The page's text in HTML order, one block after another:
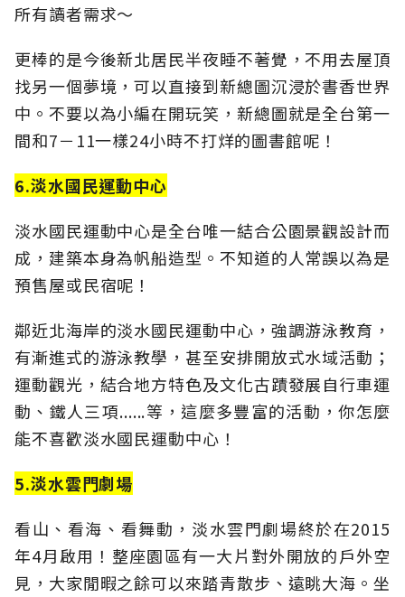
所有讀者需求～
更棒的是今後新北居民半夜睡不著覺，不用去屋頂
找另一個夢境，可以直接到新總圖沉浸於書香世界
中。不要以為小編在開玩笑，新總圖就是全台第一
間和7－11一樣24小時不打烊的圖書館呢！
6.淡水國民運動中心
淡水國民運動中心是全台唯一結合公園景觀設計而
成，建築本身為帆船造型。不知道的人常誤以為是
預售屋或民宿呢！
鄰近北海岸的淡水國民運動中心，強調游泳教育，
有漸進式的游泳教學，甚至安排開放式水域活動；
運動觀光，結合地方特色及文化古蹟發展自行車運
動、鐵人三項......等，這麼多豐富的活動，你怎麼
能不喜歡淡水國民運動中心！
5.淡水雲門劇場
看山、看海、看舞動，淡水雲門劇場終於在2015
年4月啟用！整座園區有一大片對外開放的戶外空
見，大家閒暇之餘可以來踏青散步、遠眺大海。坐